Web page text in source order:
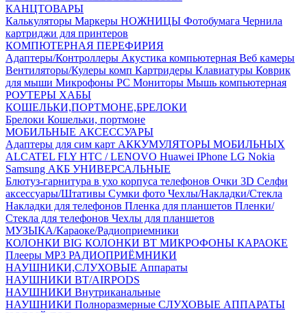
КАНЦТОВАРЫ
Калькуляторы Маркеры НОЖНИЦЫ Фотобумага Чернила
картриджи для принтеров
КОМПЮТЕРНАЯ ПЕРЕФИРИЯ
Адаптеры/Контроллеры Акустика компьютерная Веб камеры
Вентиляторы/Кулеры комп Картридеры Клавиатуры Коврик
для мыши Микрофоны PC Мониторы Мышь компьютерная
РОУТЕРЫ ХАБЫ
КОШЕЛЬКИ,ПОРТМОНЕ,БРЕЛОКИ
Брелоки Кошельки, портмоне
МОБИЛЬНЫЕ АКСЕССУАРЫ
Адаптеры для сим карт АККУМУЛЯТОРЫ МОБИЛЬНЫХ
ALCATEL FLY HTC / LENOVO Huawei IPhone LG Nokia
Samsung АКБ УНИВЕРСАЛЬНЫЕ
Блютуз-гарнитура в ухо корпуса телефонов Очки 3D Селфи
аксессуары/Штативы Сумки фото Чехлы/Накладки/Стекла
Накладки для телефонов Пленка для планшетов Пленки/
Стекла для телефонов Чехлы для планшетов
МУЗЫКА/Караоке/Радиоприемники
КОЛОНКИ BIG КОЛОНКИ BT МИКРОФОНЫ КАРАОКЕ
Плееры MP3 РАДИОПРИЁМНИКИ
НАУШНИКИ,СЛУХОВЫЕ Аппараты
НАУШНИКИ BT/AIRPODS
НАУШНИКИ Внутриканальные
НАУШНИКИ Полноразмерные СЛУХОВЫЕ АППАРАТЫ